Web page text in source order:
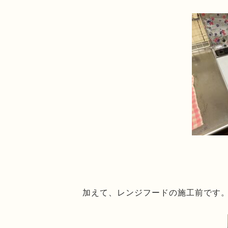
加えて、レンジフードの施工前です